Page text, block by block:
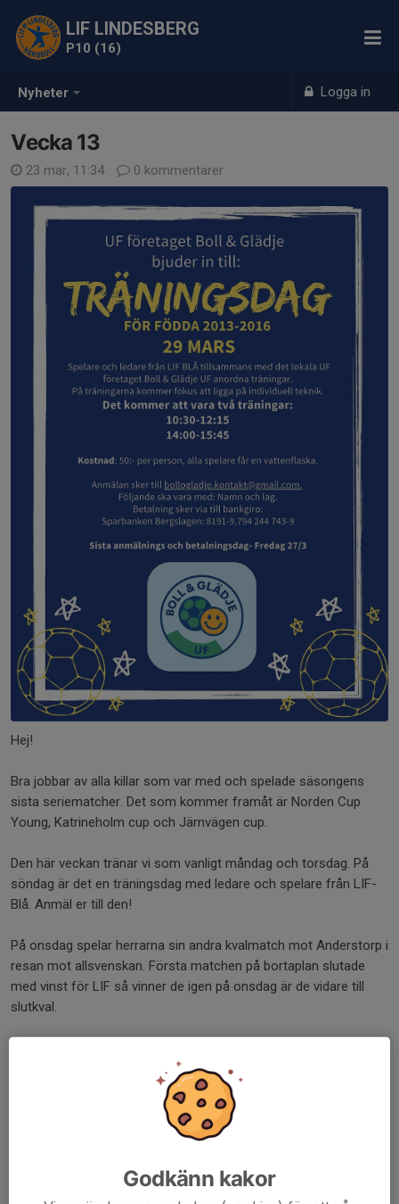
Nyheter Logga in
LIF LINDESBERG
P10 (16)
Vecka 13
23 mar, 11:34 0 kommentarer
Hej!
Bra jobbar av alla killar som var med och spelade säsongens
sista seriematcher. Det som kommer framåt är Norden Cup
Young, Katrineholm cup och Järnvägen cup.
Den här veckan tränar vi som vanligt måndag och torsdag. På
söndag är det en träningsdag med ledare och spelare från LIF-
Blå. Anmäl er till den!
På onsdag spelar herrarna sin andra kvalmatch mot Anderstorp i
resan mot allsvenskan. Första matchen på bortaplan slutade
med vinst för LIF så vinner de igen på onsdag är de vidare till
slutkval.
entrén till arenan 18:30 och tittar på matchen tillsammans. Se
Godkänn kakor